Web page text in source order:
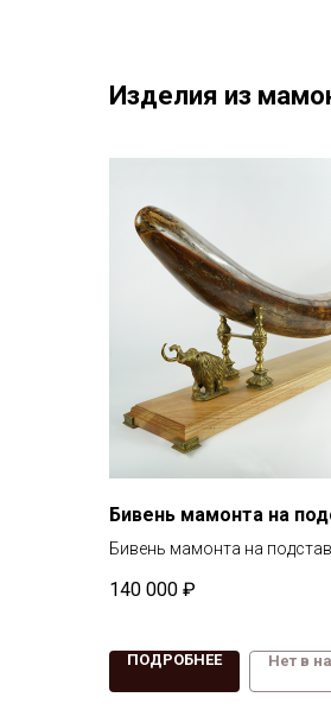
Изделия из
Бивень мамонта на
Бивень мамонта на
140 000 ₽
ПОДРОБНЕЕ Нет в